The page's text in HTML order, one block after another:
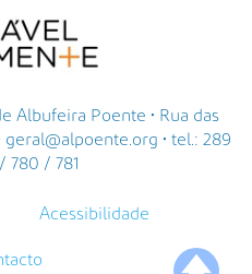
Albufeira Poente • Rua das
geral@alpoente.org • tel.: 289
780 / 781
Acessibilidade